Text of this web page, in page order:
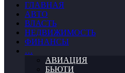
ГЛАВНАЯ
АВТО
ВЛАСТЬ
НЕДВИЖИМОСТЬ
ФИНАНСЫ
…
АВИАЦИЯ
БЬЮТИ